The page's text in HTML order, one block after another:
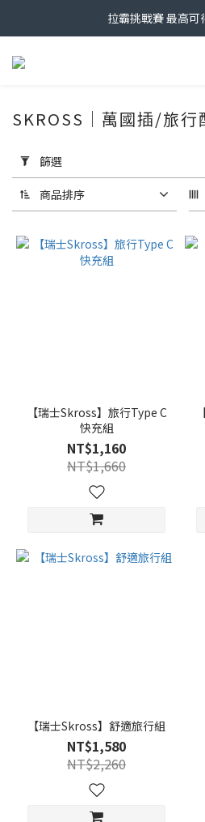
拉霸挑戰賽 最高可
用
篩
選
(0/20)
價格
SKROSS｜萬國插/旅行
篩選
商品排序
【瑞士Skross】旅行Type C
快充組
NT$1,160
NT$1,660
【瑞士Skross】舒適旅行組
NT$1,580
NT$2,260